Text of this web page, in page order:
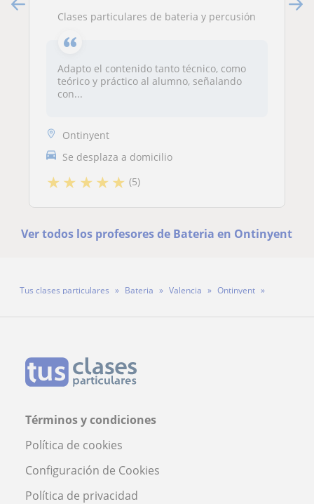
Clases particulares de bateria y percusión
Adapto el contenido tanto técnico, como
teórico y práctico al alumno, señalando
con...
Ontinyent
Se desplaza a domicilio
★★ ★★★ (5)
Ver todos los profesores de Bateria en Ontinyent
Tus clases particulares Bateria Valencia
Ontinyent
Términos y condiciones
Política de cookies
Configuración de Cookies
Política de privacidad